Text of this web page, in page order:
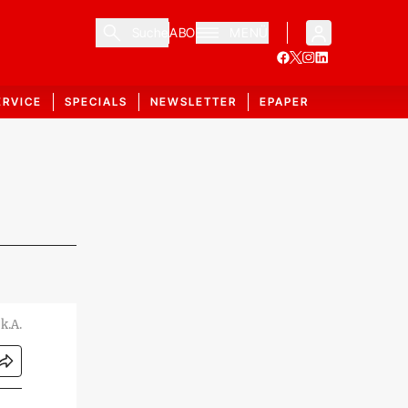
ABO
SPECIALS NEWSLETTER EPAPER
k.A.